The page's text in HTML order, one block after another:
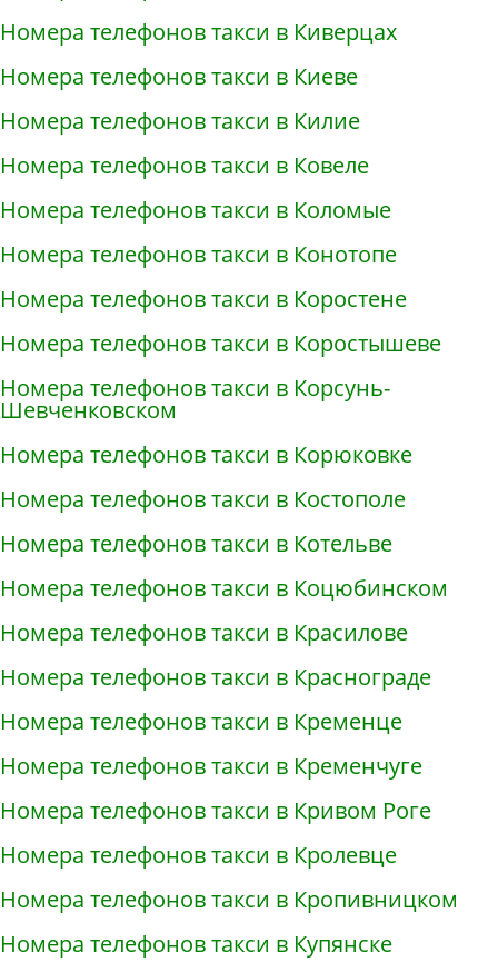
Номера телефонов такси в Киверцах
Номера телефонов такси в Киеве
Номера телефонов такси в Килие
Номера телефонов такси в Ковеле
Номера телефонов такси в Коломые
Номера телефонов такси в Конотопе
Номера телефонов такси в Коростене
Номера телефонов такси в Коростышеве
Номера телефонов такси в Корсунь-
Шевченковском
Номера телефонов такси в Корюковке
Номера телефонов такси в Костополе
Номера телефонов такси в Котельве
Номера телефонов такси в Коцюбинском
Номера телефонов такси в Красилове
Номера телефонов такси в Краснограде
Номера телефонов такси в Кременце
Номера телефонов такси в Кременчуге
Номера телефонов такси в Кривом Роге
Номера телефонов такси в Кролевце
Номера телефонов такси в Кропивницком
Номера телефонов такси в Купянске